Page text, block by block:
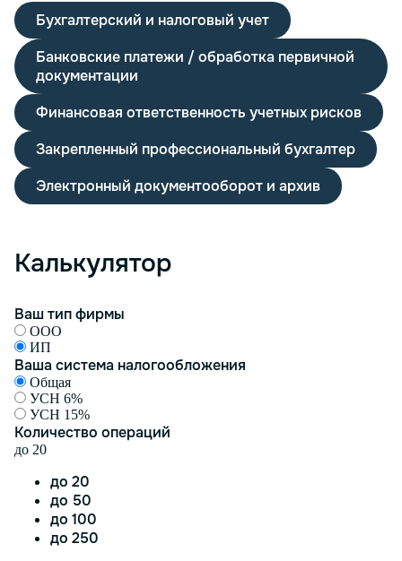
Бухгалтерский и налоговый учет
Банковские платежи / обработка первичной
документации
Финансовая ответственность учетных рисков
Закрепленный профессиональный бухгалтер
Электронный документооборот и архив
Калькулятор
Ваш тип фирмы
ООО
ИП
Ваша система налогообложения
Общая
УСН 6%
УСН 15%
Количество операций
до 20
до 20
до 50
до 100
до 250